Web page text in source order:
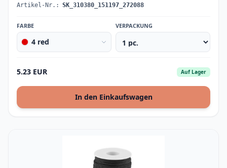
Artikel-Nr.: SK_310380_151197_272088
FARBE
4 red
VERPACKUNG
5.23 EUR Auf Lager
In den Einkaufswagen